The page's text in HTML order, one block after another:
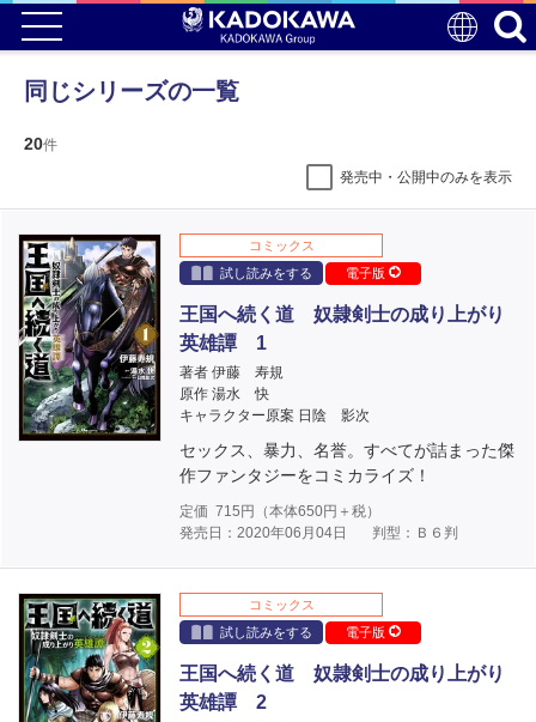
同じシリーズの一覧
20件
発売中・公開中のみを表示
コミックス
試し読みをする
電子版
王国へ続く道 奴隷剣士の成り上がり
英雄譚 1
著者 伊藤 寿規
原作 湯水 快
キャラクター原案 日陰 影次
セックス、暴力、名誉。すべてが詰まった傑
作ファンタジーをコミカライズ！
定価 715 円（本体650円＋税）
発売日：2020年06月04日
判型：Ｂ６判
コミックス
試し読みをする
電子版
王国へ続く道 奴隷剣士の成り上がり
英雄譚 2